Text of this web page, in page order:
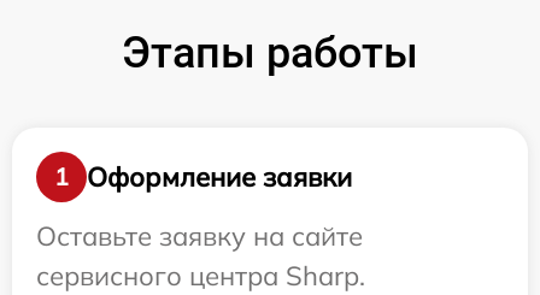
Этапы работы
1
Оформление заявки
Оставьте заявку на сайте
сервисного центра Sharp.